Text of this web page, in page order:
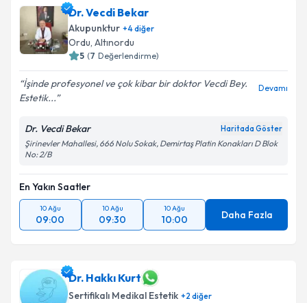
Dr. Vecdi Bekar
Akupunktur +4diğer
Ordu, Altınordu
5 (7 Değerlendirme)
İşinde profesyonel ve çok kibar bir doktor Vecdi Bey.
Estetik...
Devamı
Dr. Vecdi Bekar Haritada Göster
Şirinevler Mahallesi, 666 Nolu Sokak, Demirtaş Platin Konakları D Blok
No: 2/B
En Yakın Saatler
10 Ağu
09:00
10 Ağu
09:30
10 Ağu
10:00 Daha Fazla
Dr. Hakkı Kurt
Sertifikalı Medikal Estetik +2 diğer